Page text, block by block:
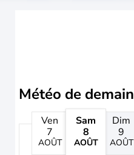
Météo de demain
Ven
7
AOÛT
Sam
8
AOÛT
Dim
9
AOÛT